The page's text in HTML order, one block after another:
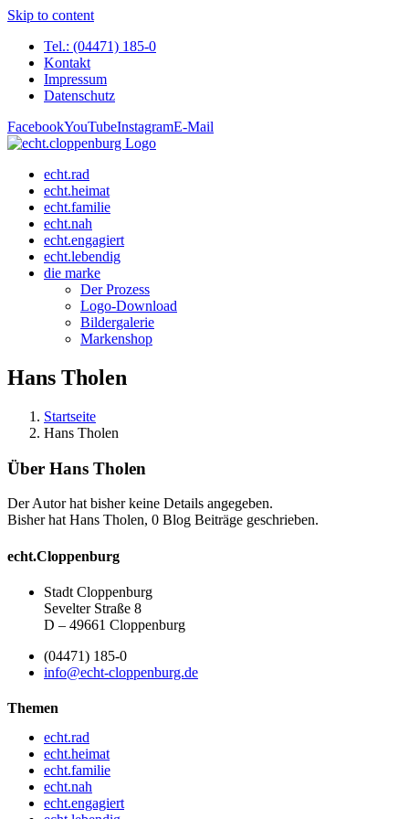
Skip to content
Tel.: (04471) 185-0
Kontakt
Impressum
Datenschutz
FacebookYouTubeInstagramE-Mail
echt.rad
echt.heimat
echt.familie
echt.nah
echt.engagiert
echt.lebendig
die marke
Der Prozess
Logo-Download
Bildergalerie
Markenshop
Hans Tholen
Startseite
Hans Tholen
Über Hans Tholen
Der Autor hat bisher keine Details angegeben.
Bisher hat Hans Tholen, 0 Blog Beiträge geschrieben.
echt.Cloppenburg
Stadt Cloppenburg
Sevelter Straße 8
D – 49661 Cloppenburg
(04471) 185-0
info@echt-cloppenburg.de
Themen
echt.rad
echt.heimat
echt.familie
echt.nah
echt.engagiert